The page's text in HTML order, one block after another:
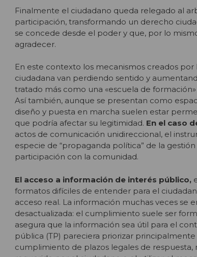
Finalmente el ciudadano queda relegado al
participación, transformando un derecho
se concede desde el poder y que, por lo
agradecer.
En este contexto los mecanismos creados
ciudadana van perdiendo sentido y
tratado más como una «escuela de
Así también, aunque se presentan como
diseño y puesta en marcha suelen estar
que podría afectar su legitimidad. En el caso
actos de comunicación unidireccional, el
especie de “propaganda política” de la
participación con la comunidad.
El acceso a información de interés público,
formatos difíciles de entender para el
acceso real. La información muchas veces se
desactualizada: el cumplimiento suele ser
asegura que la información sea útil para el
pública (TP) pareciera priorizar
cumplimiento de plazos legales de